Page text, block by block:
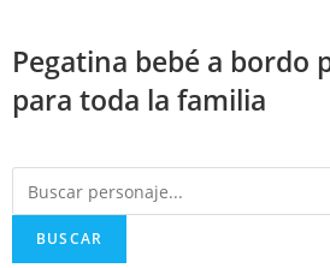
contenido
Pegatina bebé a bordo
para toda la familia
BUSCAR